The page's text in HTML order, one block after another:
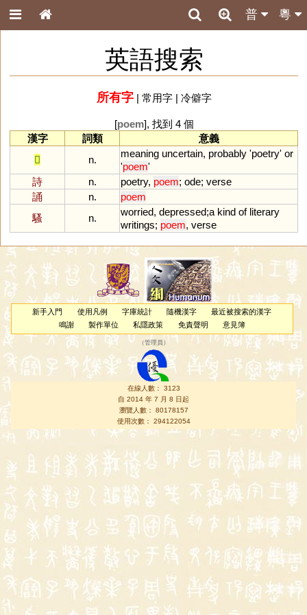
粵
普
英語搜索
所有字| 常用字| 冷僻字
[poem], 找到 4 個
漢字
詞類
意義
𠱾
n.
meaning uncertain, probably 'poetry' or
'poem'
詩
n. poetry, poem; ode; verse
誦
n.
poem
騷
n.
worried, depressed;a kind of literary
writings; poem, verse
新手入門 使用凡例 字庫統計 隨機漢字
最近被搜索的漢字
鳴謝
製作單位 私隱政策 免責聲明 意見簿
（管理員 ）
在線人數： 3123
自 2014 年 7 月 8 日起
瀏覽人數： 80178157
使用次數： 294122054